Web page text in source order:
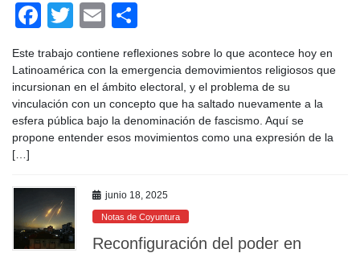
F
a
c
e
b
o
k
T
tt
er
E
ail
o
m
p
ar
tir
Este trabajo contiene reflexiones sobre lo que acontece hoy en
Latinoamérica con la emergencia demovimientos religiosos que
incursionan en el ámbito electoral, y el problema de su
vinculación con un concepto que ha saltado nuevamente a la
esfera pública bajo la denominación de fascismo. Aquí se
propone entender esos movimientos como una expresión de la
[…]
junio 18, 2025
Notas de Coyuntura
Reconfiguración del poder en